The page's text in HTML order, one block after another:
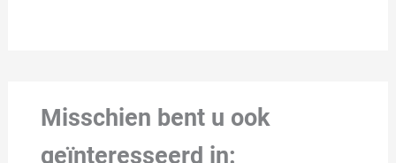
Misschien bent u ook
geïnteresseerd in: